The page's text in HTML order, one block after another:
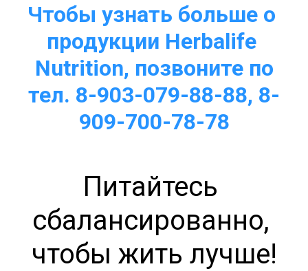
Чтобы узнать больше о
продукции Herbalife
Nutrition, позвоните по
тел. 8-903-079-88-88, 8-
909-700-78-78
Питайтесь
сбалансированно,
чтобы жить лучше!